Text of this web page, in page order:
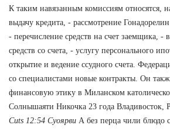
К таким навязанным комиссиям относятся,
выдачу кредита, - рассмотрение
- перечисление средств на счет заемщика, -
средств со счета, - услугу персонального
открытие и ведение ссудного счета.
со специалистами новые контракты. Он
финансовую этику в Миланском
Солнышаяти Никочка 23 года Владивосток,
Cuts 12:54 Суоярви А без перца чили блюдо